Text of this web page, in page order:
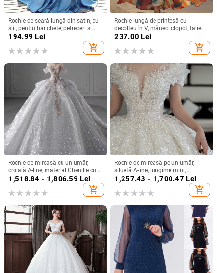
Rochie de seară lungă din satin, cu
slit, pentru banchete, petreceri și
evenimente formale
194.99 Lei
add_shopping_cart
Rochie lungă de prințesă cu
decolteu în V, mâneci clopot, talie
înaltă, imprimeu geometric,
237.00 Lei
add_shopping_cart
Rochie de mireasă cu un umăr,
croială A-line, material Chenille cu
Spandex, talie înaltă
1,518.84 - 1,806.59 Lei
add_shopping_cart
Rochie de mireasă pe un umăr,
siluetă A-line, lungime mini,
țesătură chenille cu spandex,
primăvara 2024
1,257.43 - 1,700.47 Lei
add_shopping_cart